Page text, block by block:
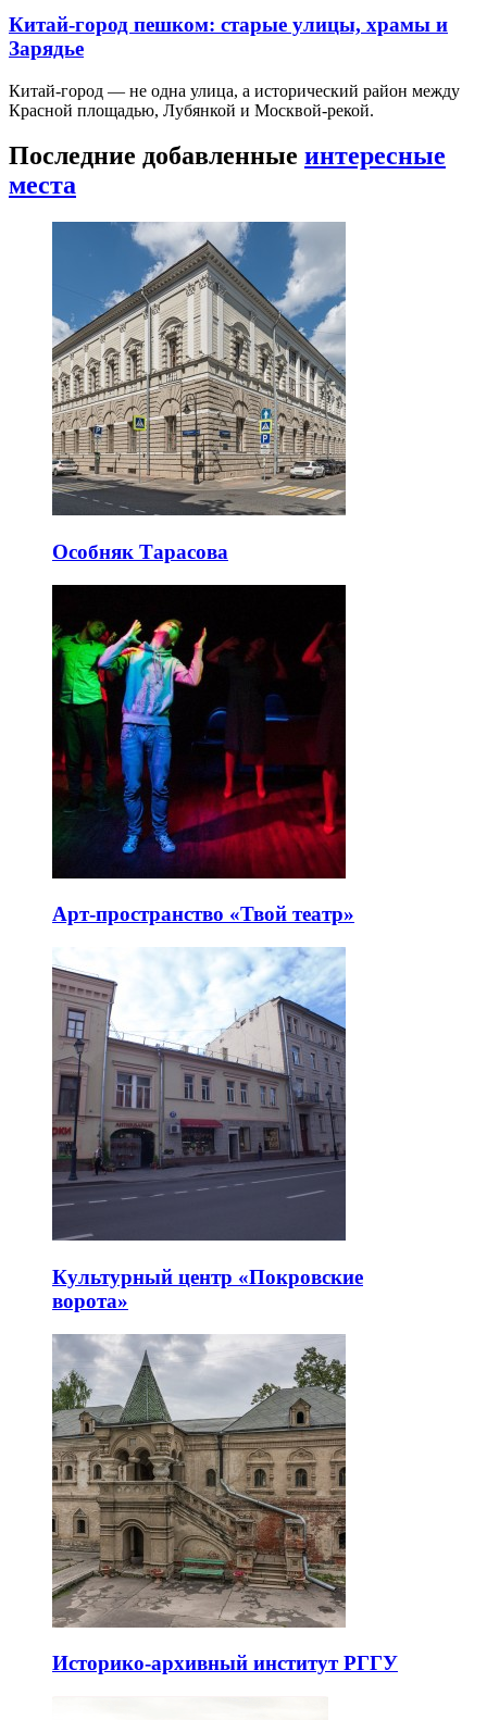
Китай-город пешком: старые улицы, храмы и
Зарядье
Китай-город — не одна улица, а исторический район между
Красной площадью, Лубянкой и Москвой-рекой.
Последние добавленные интересные
места
Особняк Тарасова
Арт-пространство «Твой театр»
Культурный центр «Покровские
ворота»
Историко-архивный институт РГГУ